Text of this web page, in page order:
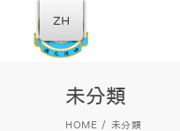
未分類
HOME 未分類
ZH